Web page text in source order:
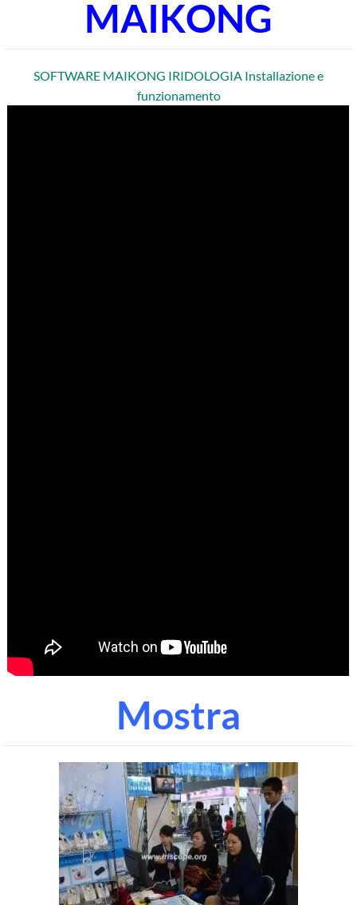
MAIKONG
SOFTWARE MAIKONG IRIDOLOGIA Installazione e
funzionamento
Mostra